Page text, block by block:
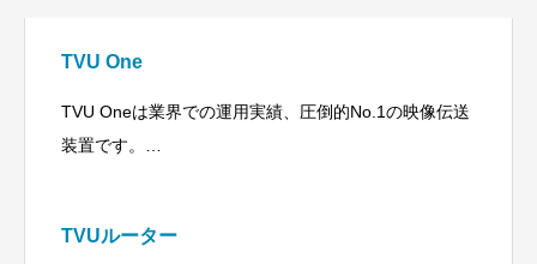
TVU One
TVU Oneは業界での運用実績、圧倒的No.1の映像伝送
装置です。
TVUルーター